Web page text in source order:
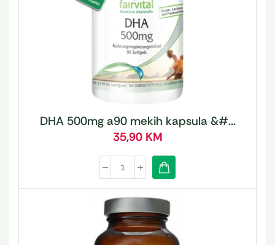
DHA 500mg a90 mekih kapsula &#...
35,90 KM